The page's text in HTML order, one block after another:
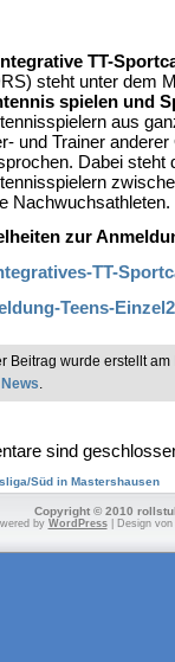
TT-
steht unter dem
spielen und
aus
und Trainer
Dabei steht
Nachwuchsathleten.
zur
TT-
Teens-
Beitrag wurde erstellt
News
sind
Süd in Mastershausen
Copyright © 2010
by WordPress| Design von